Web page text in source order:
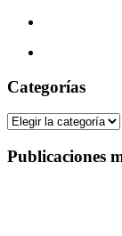
Categorías
Categorías
Publicaciones